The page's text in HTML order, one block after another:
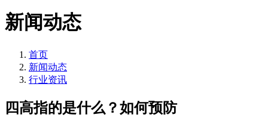
新闻动态
首页
新闻动态
行业资讯
四高指的是什么？如何预防